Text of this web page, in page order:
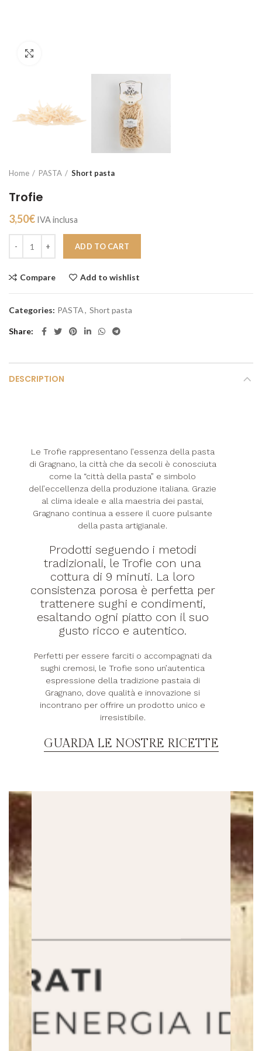
Home PASTA Short pasta
Trofie
3,50€ IVA inclusa
ADD TO CART
Compare Add to wishlist
Categories: PASTA, Short pasta
Share
DESCRIPTION
Le Trofie rappresentano l’essenza della pasta
di Gragnano, la città che da secoli è conosciuta
come la “città della pasta” e simbolo
dell’eccellenza della produzione italiana. Grazie
al clima ideale e alla maestria dei pastai,
Gragnano continua a essere il cuore pulsante
della pasta artigianale.
Prodotti seguendo i metodi
tradizionali, le Trofie con una
cottura di 9 minuti. La loro
consistenza porosa è perfetta per
trattenere sughi e condimenti,
esaltando ogni piatto con il suo
gusto ricco e autentico.
Perfetti per essere farciti o accompagnati da
sughi cremosi, le Trofie sono un’autentica
espressione della tradizione pastaia di
Gragnano, dove qualità e innovazione si
incontrano per offrire un prodotto unico e
irresistibile.
GUARDA LE NOSTRE RICETTE